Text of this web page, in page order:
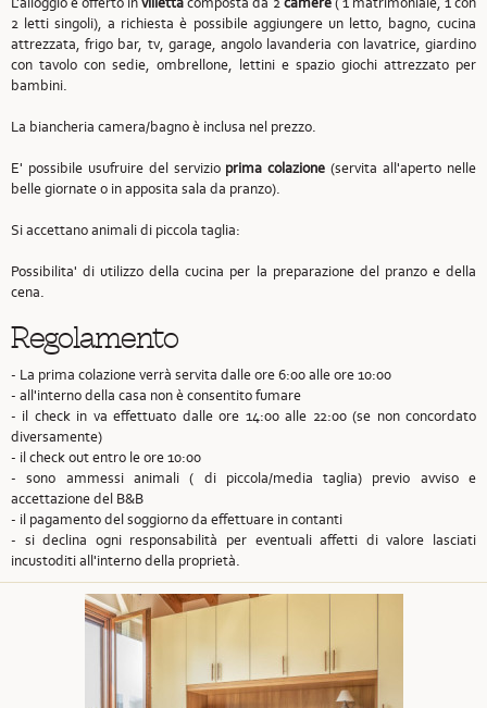
2 letti singoli), a richiesta è possibile aggiungere un letto, bagno, cucina
attrezzata, frigo bar, tv, garage, angolo lavanderia con lavatrice, giardino
con tavolo con sedie, ombrellone, lettini e spazio giochi attrezzato per
bambini.
La biancheria camera/bagno è inclusa nel prezzo.
E' possibile usufruire del servizio prima colazione (servita all'aperto nelle
belle giornate o in apposita sala da pranzo).
Si accettano animali di piccola taglia:
Possibilita' di utilizzo della cucina per la preparazione del pranzo e della
cena.
Regolamento
- La prima colazione verrà servita dalle ore 6:00 alle ore 10:00
- all'interno della casa non è consentito fumare
- il check in va effettuato dalle ore 14:00 alle 22:00 (se non concordato
diversamente)
- il check out entro le ore 10:00
- sono ammessi animali ( di piccola/media taglia) previo avviso e
accettazione del B&B
- il pagamento del soggiorno da effettuare in contanti
- si declina ogni responsabilità per eventuali affetti di valore lasciati
incustoditi all'interno della proprietà.